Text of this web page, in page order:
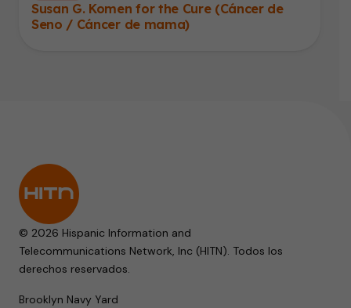
Susan G. Komen for the Cure (Cáncer de
Seno / Cáncer de mama)
© 2026 Hispanic Information and
Telecommunications Network, Inc (HITN). Todos los
derechos reservados.
Brooklyn Navy Yard